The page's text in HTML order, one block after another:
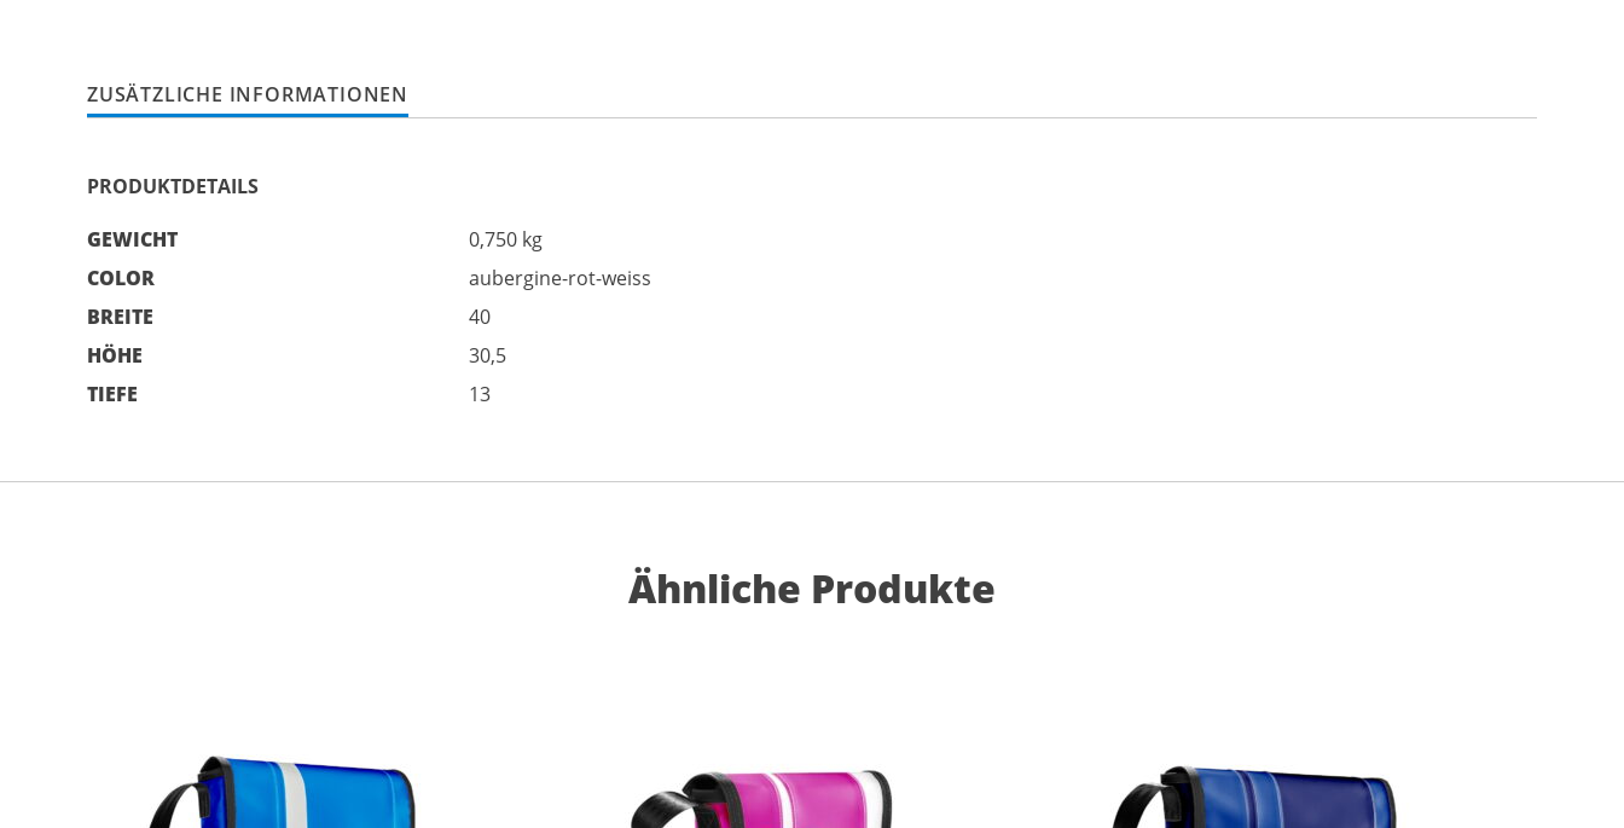
ZUSÄTZLICHE INFORMATIONEN
PRODUKTDETAILS
GEWICHT
0,750 kg
COLOR
aubergine-rot-weiss
BREITE
40
HÖHE
30,5
TIEFE
13
Ähnliche Produkte